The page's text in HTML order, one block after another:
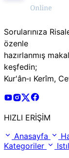
Sorularınıza
özenle
hazırlanmış
keşfedin;
Kur'ân‑ı Kerîm,
Risale Online
Risale Online
Risale
HIZLI ERİŞİM
Anasayfa
Kategoriler